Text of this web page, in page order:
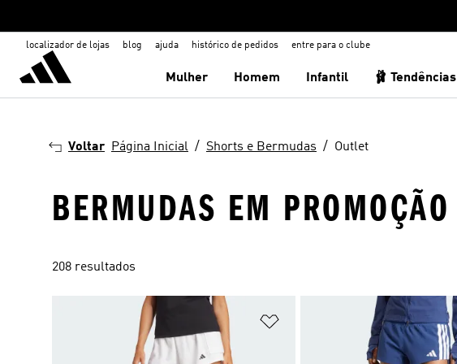
localizador de lojas blog ajuda histórico de pedidos entre para o clube
Mulher Homem Infantil 🩰 Tendências
Voltar Página Inicial Shorts e Bermudas Outlet
BERMUDAS EM PROMOÇÃO
208 resultados
Adicionar à Lista de Desejos